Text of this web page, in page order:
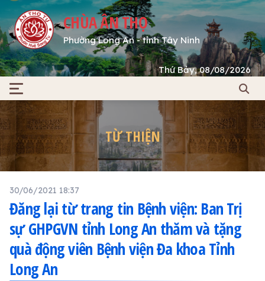
CHÙA ÂN THỌ
Phường Long An - tỉnh Tây Ninh
Thứ Bảy, 08/08/2026
TỪ THIỆN
30/06/2021 18:37
Đăng lại từ trang tin Bệnh viện: Ban Trị
sự GHPGVN tỉnh Long An thăm và tặng
quà động viên Bệnh viện Đa khoa Tỉnh
Long An